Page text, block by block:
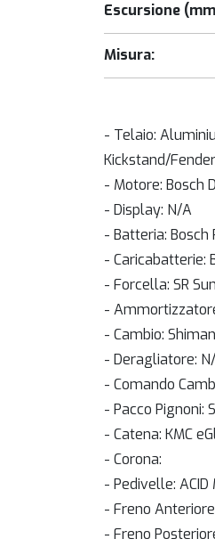
Escursione
Misura:
- Telaio:
Kickstand/
- Motore: Bosch
- Display: N/A
- Batteria:
- Caricabatterie:
- Forcella: SR
-
- Cambio:
- Deragliatore:
- Comando
- Pacco Pignoni:
- Catena: KMC
- Corona:
- Pedivelle:
- Freno
- Freno